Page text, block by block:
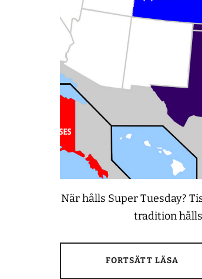
När hålls Super Tuesday?
tradition
FORTSÄTT LÄSA